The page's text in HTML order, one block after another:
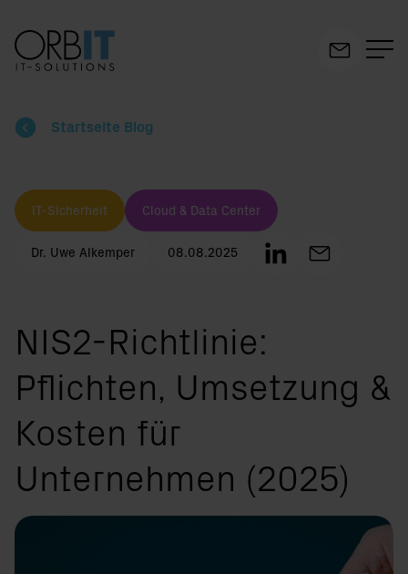
Suchfeld
Startseite Blog
IT-Sicherheit Cloud & Data Center
Dr. Uwe Alkemper 08.08.2025
NIS2-Richtlinie:
Pflichten, Umsetzung &
Kosten für
Unternehmen (2025)